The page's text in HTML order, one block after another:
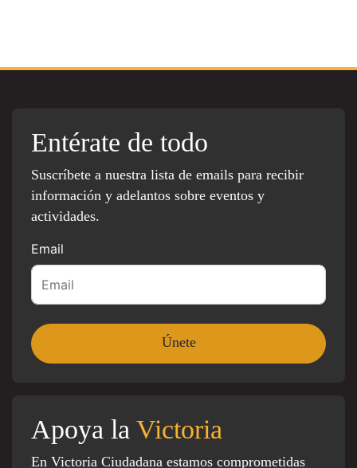
Entérate de todo
Suscríbete a nuestra lista de emails para recibir
información y adelantos sobre eventos y
actividades.
Email
Apoya la Victoria
En Victoria Ciudadana estamos comprometidas